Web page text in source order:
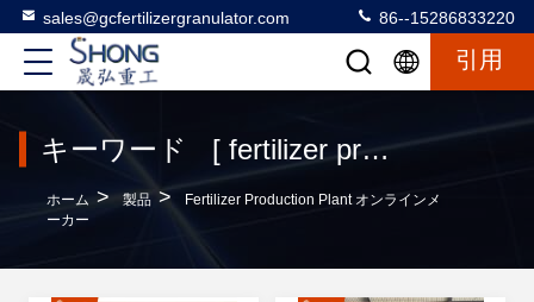
sales@gcfertilizergranulator.com 86--15286833220
引用
キーワード [ fertilizer production plant ] 一致 120 製品
ホーム > 製品 >
Fertilizer Production Plant オンラインメ
ーカー